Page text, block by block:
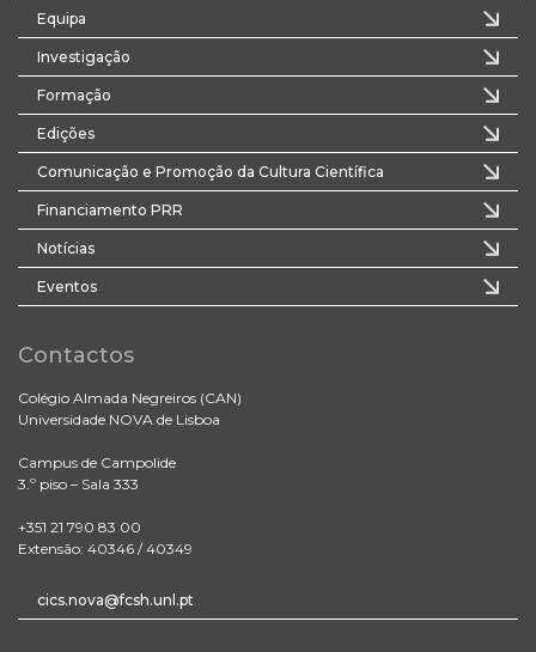
Equipa
Investigação
Formação
Edições
Comunicação e Promoção da Cultura Científica
Financiamento PRR
Notícias
Eventos
Contactos
Colégio Almada Negreiros (CAN)
Universidade NOVA de Lisboa
Campus de Campolide
3.º piso – Sala 333
+351 21 790 83 00
Extensão: 40346 / 40349
cics.nova@fcsh.unl.pt